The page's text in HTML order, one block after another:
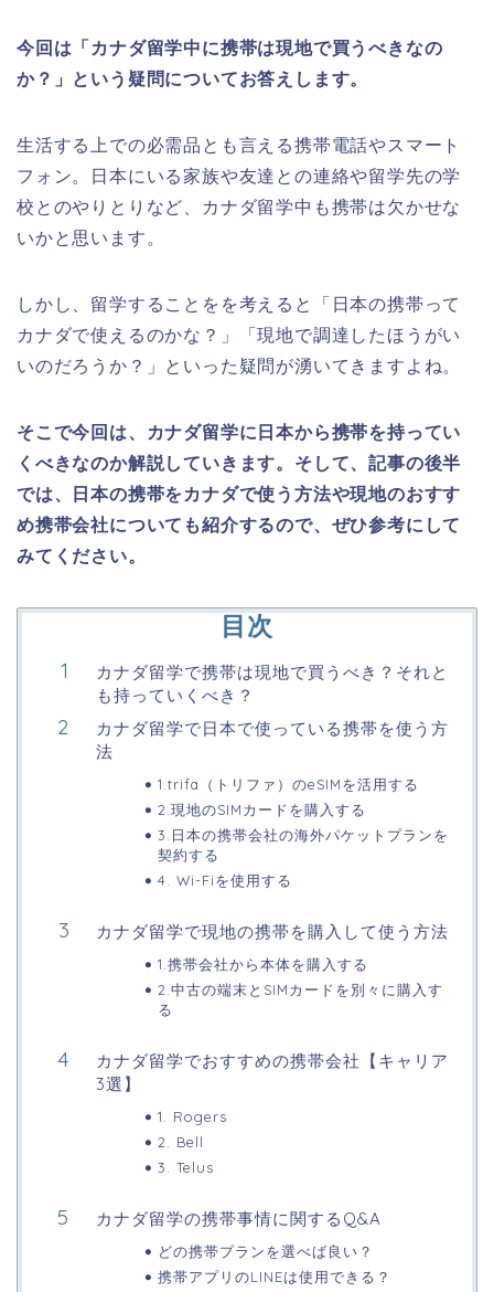
今回は「カナダ留学中に携帯は現地で買うべきなの
か？」という疑問についてお答えします。
生活する上での必需品とも言える携帯電話やスマート
フォン。日本にいる家族や友達との連絡や留学先の学
校とのやりとりなど、カナダ留学中も携帯は欠かせな
いかと思います。
しかし、留学することをを考えると「日本の携帯って
カナダで使えるのかな？」「現地で調達したほうがい
いのだろうか？」といった疑問が湧いてきますよね。
そこで今回は、カナダ留学に日本から携帯を持ってい
くべきなのか解説していきます。 そして、記事の後半
では、日本の携帯をカナダで使う方法や現地のおすす
め携帯会社についても紹介するので、ぜひ参考にして
みてください。
目次
カナダ留学で携帯は現地で買うべき？それと
も持っていくべき？
カナダ留学で日本で使っている携帯を使う方
法
1.trifa（トリファ）のeSIMを活用する
2.現地のSIMカードを購入する
3.日本の携帯会社の海外パケットプランを
契約する
4. Wi-Fiを使用する
カナダ留学で現地の携帯を購入して使う方法
1.携帯会社から本体を購入する
2.中古の端末とSIMカードを別々に購入す
る
カナダ留学でおすすめの携帯会社【キャリア
3選】
1. Rogers
2. Bell
3. Telus
カナダ留学の携帯事情に関するQ&A
どの携帯プランを選べば良い？
携帯アプリのLINEは使用できる？